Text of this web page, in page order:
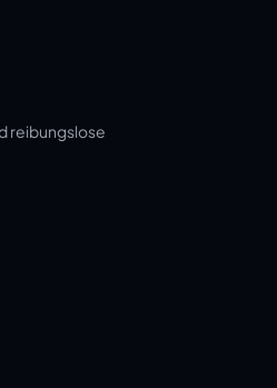
reibungslose